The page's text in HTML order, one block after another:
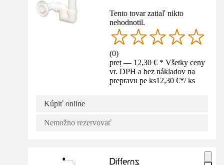
Tento tovar zatiaľ nikto
nehodnotil.
(0)
preț — 12,30 € * Všetky ceny
vr. DPH a bez nákladov na
prepravu pe ks12,30 €*/ ks
Kúpiť online
Nemožno rezervovať